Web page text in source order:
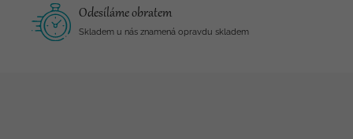
Odesíláme obratem
Skladem u nás znamená opravdu skladem